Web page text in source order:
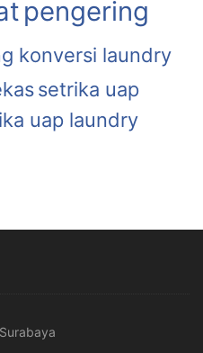
pengering
konversi laundry
setrika uap
uap laundry